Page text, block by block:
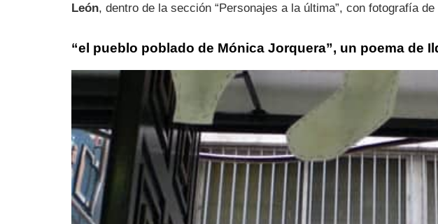
León, dentro de la sección “Personajes a la última”, con fotografía de
“el pueblo poblado de Mónica Jorquera”, un poema de